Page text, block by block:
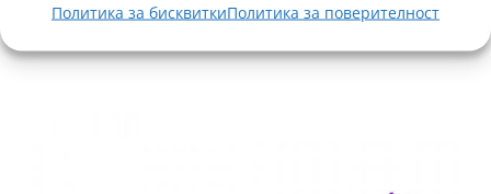
Политика за бисквиткиПолитика за поверителност
ДОБАВИ В КОЛИЧКА